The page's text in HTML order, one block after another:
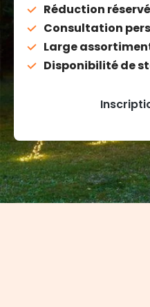
Réduction
Consultation
Large
Disponibilité de